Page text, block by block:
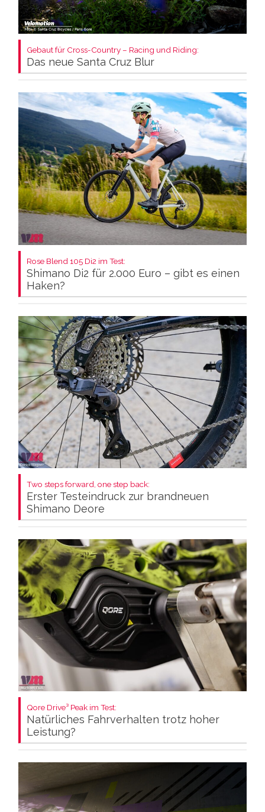
Gebaut für Cross-Country – Racing und Riding:
Das neue Santa Cruz Blur
Rose Blend 105 Di2 im Test:
Shimano Di2 für 2.000 Euro – gibt es einen
Haken?
Two steps forward, one step back:
Erster Testeindruck zur brandneuen
Shimano Deore
Qore Drive³ Peak im Test:
Natürliches Fahrverhalten trotz hoher
Leistung?